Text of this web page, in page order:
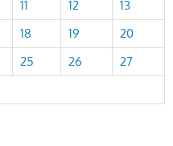
11 12
13
18 19
20
25 26
27